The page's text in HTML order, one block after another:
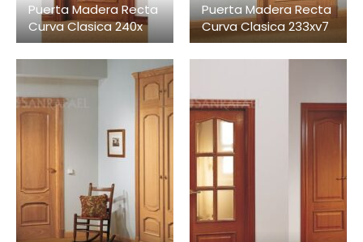
Puerta Madera Recta
Curva Clasica 240x
Puerta Madera Recta
Curva Clasica 233xv7